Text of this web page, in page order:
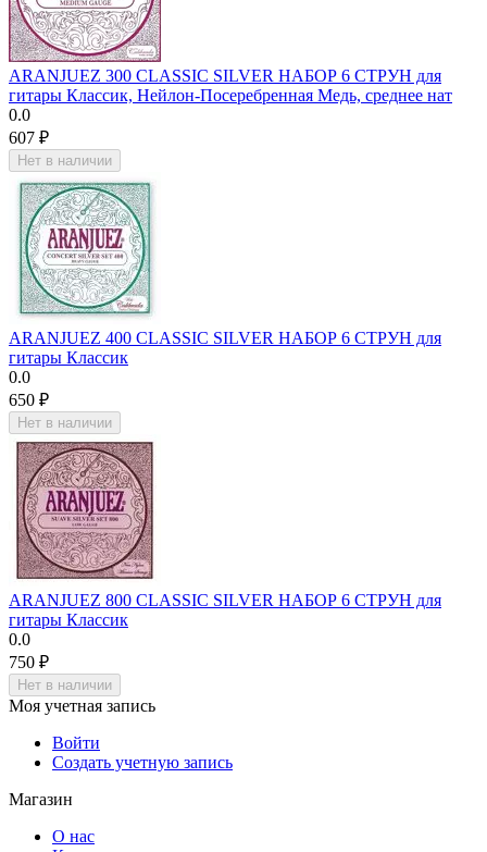
ARANJUEZ 300 CLASSIC SILVER НАБОР 6 СТРУН для
гитары Классик, Нейлон-Посеребренная Медь, среднее нат
0.0
‍607‍ ₽
Нет в наличии
ARANJUEZ 400 CLASSIC SILVER НАБОР 6 СТРУН для
гитары Классик
0.0
‍650‍ ₽
Нет в наличии
ARANJUEZ 800 CLASSIC SILVER НАБОР 6 СТРУН для
гитары Классик
0.0
‍750‍ ₽
Нет в наличии
Моя учетная запись
Войти
Создать учетную запись
Магазин
О нас